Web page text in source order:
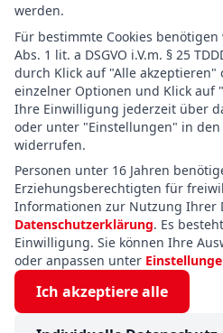
werden.
Für bestimmte Cookies
Abs. 1 lit. a DSGVO i.V.m. § 25
durch Klick auf "Alle akzeptieren"
einzelner Optionen und Klick auf
Ihre Einwilligung jederzeit über
oder unter "Einstellungen" in
widerrufen.
Personen unter 16 Jahren
Erziehungsberechtigten für
Informationen zur Nutzung Ihrer
Datenschutzerklärung. Es
Einwilligung. Sie können Ihre
oder anpassen unter
Ich akzeptiere alle